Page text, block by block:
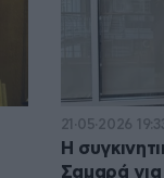
21·05·2026 19:33
Η
Σαμαρά